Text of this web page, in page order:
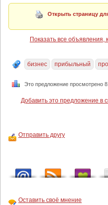
Открыть страницу
Показать все объявления,
бизнес прибыльный
Это предложение просмотрено
Добавить это предложение в
Отправить другу
Оставить своё мнение